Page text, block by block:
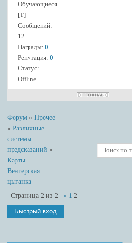
Обучающиеся
[Т]
Сообщений:
12
Награды: 0
Репутация: 0
Статус:
Offline
Форум » Прочее
» Различные
системы
предсказаний »
Карты
Венгерская
цыганка
Страница 2 из 2 « 1 2